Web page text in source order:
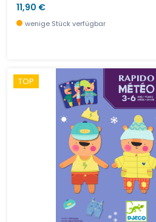
11,90 €
wenige Stück verfügbar
TOP